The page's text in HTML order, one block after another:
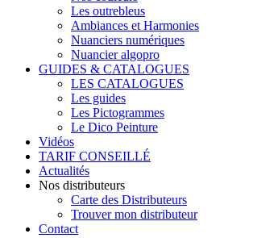
Les outrebleus
Ambiances et Harmonies
Nuanciers numériques
Nuancier algopro
GUIDES & CATALOGUES
LES CATALOGUES
Les guides
Les Pictogrammes
Le Dico Peinture
Vidéos
TARIF CONSEILLÉ
Actualités
Nos distributeurs
Carte des Distributeurs
Trouver mon distributeur
Contact